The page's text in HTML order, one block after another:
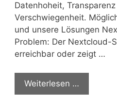
Datenhoheit,
Verschwiegenheit.
und unsere Lösungen
Problem: Der Nextcloud-
erreichbar oder zeigt …
Weiterlesen …